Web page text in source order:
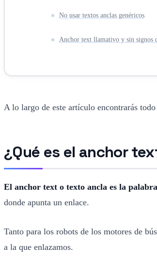
No usar textos anclas genéricos
Anchor text llamativo y sin signos
A lo largo de este artículo encontrarás
¿Qué es el anchor
El anchor text o texto ancla es la
donde apunta un enlace.
Tanto para los robots de los motores de
a la que enlazamos.